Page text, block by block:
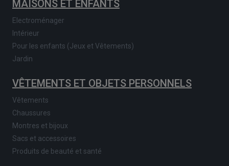
MAISONS ET ENFANTS
Electroménager
Intérieur
Pour les enfants (Jeux et Vêtements)
Jardin
VÊTEMENTS ET OBJETS PERSONNELS
Vêtements
Chaussures
Montres et bijoux
Sacs et accessoires
Produits de beauté et santé